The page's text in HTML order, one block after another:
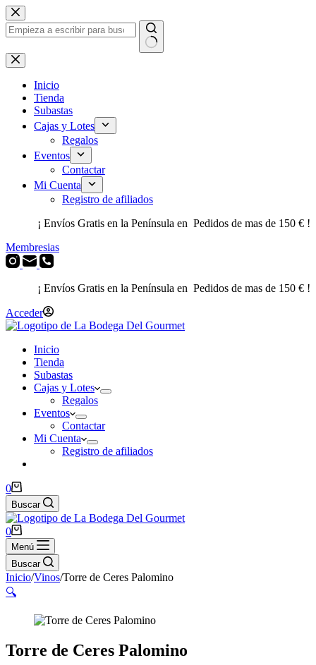
Saltar
al
contenido
Sin
resultados
Inicio
Tienda
Subastas
Cajas y Lotes
Regalos
Eventos
Contactar
Mi Cuenta
Registro de afiliados
¡ Envíos Gratis en la Península en Pedidos de mas de 150 € !
Membresias
¡ Envíos Gratis en la Península en Pedidos de mas de 150 € !
Acceder
Inicio
Tienda
Subastas
Cajas y Lotes
Regalos
Eventos
Contactar
Mi Cuenta
Registro de afiliados
Carro
de
compra
0
Buscar
Carro
de
compra
0
Menú
Buscar
Inicio/Vinos/Torre de Ceres Palomino
🔍
Torre de Ceres Palomino